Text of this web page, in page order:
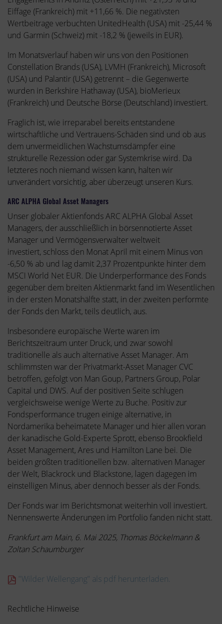
Eiffage (Frankreich) mit +11,66 %. Die negativsten
Wertbeitrage verbuchten UnitedHealth (USA) mit -25,44 %
und Garmin (Schweiz) mit -18,2 % (jeweils in EUR).
Im Monatsverlauf haben wir uns von den Positionen
Constellation Brands (USA), LVMH (Frankreich), Microsoft
(USA) und Palantir (USA) getrennt – die Gegenwerte
wurden in Berkshire Hathaway (USA), bioMerieux
(Frankreich) und Deutsche Börse (Deutschland) investiert.
Fraglich ist, wie irreparabel bereits entstandene
wirtschaftliche und Vertrauens-Schäden sind und ob aus
dem unvermeidlichen Wachstumsdämpfer eine
strukturelle Rezession oder gar Systemkrise wird. Da
letzteres noch niemand wissen kann, halten wir
unverändert vorsichtig, aber überzeugt unseren Kurs.
ARC ALPHA Global Asset Managers
Unser globaler Aktienfonds ARC ALPHA Global Asset
Managers, der ausschließlich in börsennotierte Asset
Manager und Vermögensverwalter weltweit
investiert, schloss den Monat April mit einem Minus von
-6,50 % ab und lag damit 2,37 Prozentpunkte hinter dem
MSCI World Net EUR. Die Underperformance des Fonds
gegenüber dem breiten Aktienmarkt fand im Wesentlichen
in der ersten Monatshälfte statt, in der zweiten performte
der Fonds den Markt, teils deutlich, aus.
Insbesondere europäische Werte waren im
Berichtszeitraum unter Druck, und zwar sowohl
traditionelle als auch alternative Asset Manager. Am
schlimmsten war der Privatmarkt-Asset Manager CVC
betroffen, gefolgt von Man Goup, Partners Group, Polar
Capital und DWS. Auf der positiven Seite schlugen
vergleichsweise wenige Werte zu Buche. Positiv zur
Fondsperformance trugen einige alternative, in
Nordamerika beheimatete Manager und hier allen voran
der kanadische Gold-Experte Sprott, ebenso Brookfield
Asset Management, Ares und Hamilton Lane bei. Die
beiden größten traditionellen bzw. alternativen Manager
der Welt, Blackrock und Blackstone, lagen dagegen im
einstelligen Minus, aber dennoch besser als der Fonds.
Der Fonds war im Berichtsmonat weiterhin voll investiert.
Nennenswerte Änderungen im Portfolio fanden nicht statt.
Frankfurt am Main, 6. Mai 2025, Thomas Böckelmann &
Zoltan Schaumburger
"Wilder Wellengang" als pdf herunterladen.
Rechtliche Hinweise